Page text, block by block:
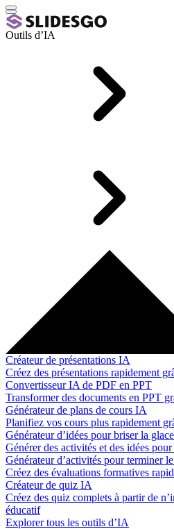
Outils d’IA
Créateur de présentations IA
Créez des présentations rapidement
Convertisseur IA de PDF en PPT
Transformer des documents en PPT
Générateur de plans de cours IA
Planifiez vos cours plus rapidement
Générateur d’idées pour briser la glace
Générer des activités et des idées
Générateur d’activités pour terminer
Créez des évaluations formatives
Créateur de quiz IA
Créez des quiz complets à partir de
éducatif
Explorer tous les outils d’IA